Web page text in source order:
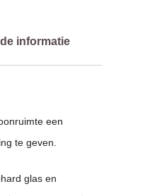
informatie
een
te geven.
glas en